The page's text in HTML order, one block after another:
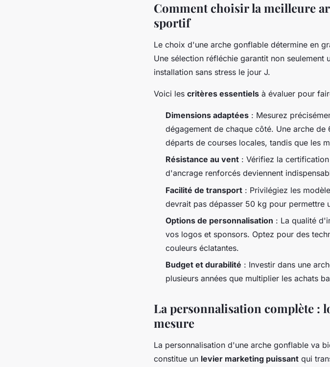
Comment choisir la meilleure
sportif
Le choix d'une arche gonflable détermine en
Une sélection réfléchie garantit non seulement
installation sans stress le jour J.
Voici les critères essentiels à évaluer pour
Dimensions adaptées : Mesurez
dégagement de chaque côté. Une arche
départs de courses locales, tandis que les
Résistance au vent : Vérifiez la
d'ancrage renforcés deviennent
Facilité de transport : Privilégiez les
devrait pas dépasser 50 kg pour permettre
Options de personnalisation : La qualité
vos logos et sponsors. Optez pour des
couleurs éclatantes.
Budget et durabilité : Investir dans une
plusieurs années que multiplier les achats
La personnalisation complète :
mesure
La personnalisation d'une arche gonflable va
constitue un levier marketing puissant qui